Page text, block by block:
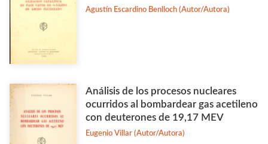
Agustín Escardino Benlloch (Autor/Autora)
Análisis de los procesos nucleares
ocurridos al bombardear gas acetileno
con deuterones de 19,17 MEV
Eugenio Villar (Autor/Autora)